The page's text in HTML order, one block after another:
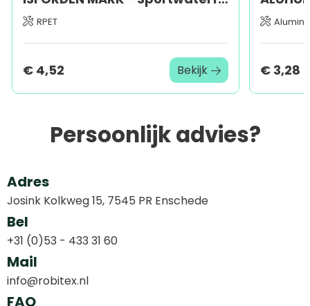
RPET
€ 4,52 Bekijk € 3,28
Persoonlijk advies?
Adres
Josink Kolkweg 15, 7545 PR Enschede
Bel
+31 (0)53 - 433 31 60
Mail
info@robitex.nl
FAQ